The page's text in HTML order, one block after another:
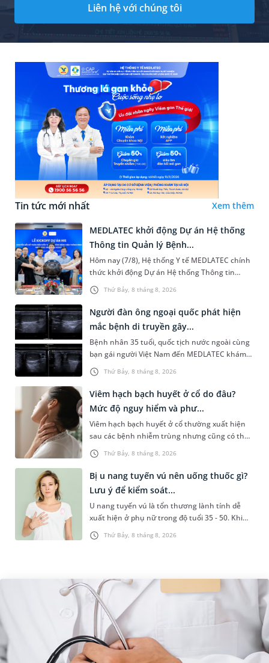
Liên hệ với chúng tôi
Tin tức mới nhất Xem thêm
Thứ Bảy, 8 tháng 8, 2026
MEDLATEC khởi động Dự án Hệ thống
Thông tin Quản lý Bệnh...
Hôm nay (7/8), Hệ thống Y tế MEDLATEC chính
thức khởi động Dự án Hệ thống Thông tin
Quản lý Bệnh viện (HIS - Hospital Information
System) giai đoạn mới. Dự á...
Thứ Bảy, 8 tháng 8, 2026
Người đàn ông ngoại quốc phát hiện
mắc bệnh di truyền gây...
Bệnh nhân 35 tuổi, quốc tịch nước ngoài cùng
bạn gái người Việt Nam đến MEDLATEC khám
sức khỏe tiền hôn nhân. Qua thăm khám và
làm các xét nghiệm chuyên sâu,...
Thứ Bảy, 8 tháng 8, 2026
Viêm hạch bạch huyết ở cổ do đâu?
Mức độ nguy hiểm và phư...
Viêm hạch bạch huyết ở cổ thường xuất hiện
sau các bệnh nhiễm trùng nhưng cũng có thể
liên quan đến lao hạch hoặc ung thư. Để tìm
hiểu nguyên nhân gây viêm,...
Thứ Bảy, 8 tháng 8, 2026
Bị u nang tuyến vú nên uống thuốc gì?
Lưu ý để kiểm soát...
U nang tuyến vú là tổn thương lành tính dễ
xuất hiện ở phụ nữ trong độ tuổi 35 - 50. Khi
được chẩn đoán mắc bệnh, nhiều người
thường băn khoăn u nang tuyến v...